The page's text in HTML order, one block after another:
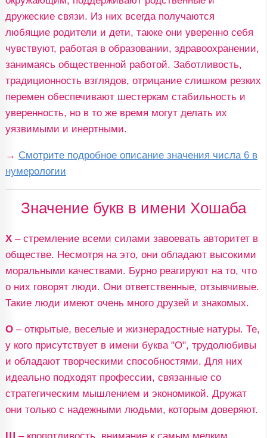
дружеские связи. Из них всегда получаются
любящие родители и дети, также они уверенно себя
чувствуют, работая в образовании, здравоохранении,
занимаясь общественной работой. Заботливость,
традиционность взглядов, отрицание слишком резких
перемен обеспечивают шестеркам стабильность и
уверенность, но в то же время могут делать их
уязвимыми и инертными.
→ Смотрите подробное описание значения числа 6 в
нумерологии
Значение букв в имени Хошаба
Х– стремление всеми силами завоевать авторитет в
обществе. Несмотря на это, они обладают высокими
моральными качествами. Бурно реагируют на то, что
о них говорят люди. Они ответственные, отзывчивые.
Такие люди имеют очень много друзей и знакомых.
О– открытые, веселые и жизнерадостные натуры. Те,
у кого присутствует в имени буква "О", трудолюбивы
и обладают творческими способностями. Для них
идеально подходят профессии, связанные со
стратегическим мышлением и экономикой. Дружат
они только с надежными людьми, которым доверяют.
Ш – кропотливость, внимание к самым мелким